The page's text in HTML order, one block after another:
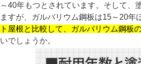
～40年もつとされています。そして、
ますが、ガルバリウム鋼板は15～20年
ト屋根と比較して、ガルバリウム鋼板
いでしょうか。